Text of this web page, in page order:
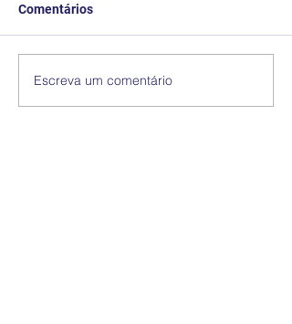
Comentários
Escreva um comentário